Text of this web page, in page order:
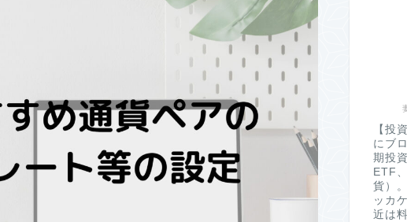
【投
にブ
期投
ETF
貨）
ッカ
近は